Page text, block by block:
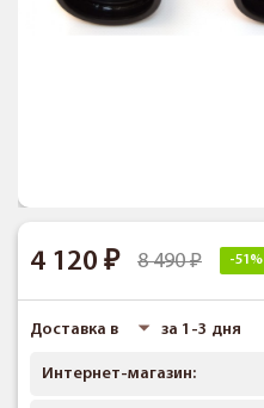
4 120 8 490 -51%
Доставка в за 1-3 дня
Интернет-магазин: